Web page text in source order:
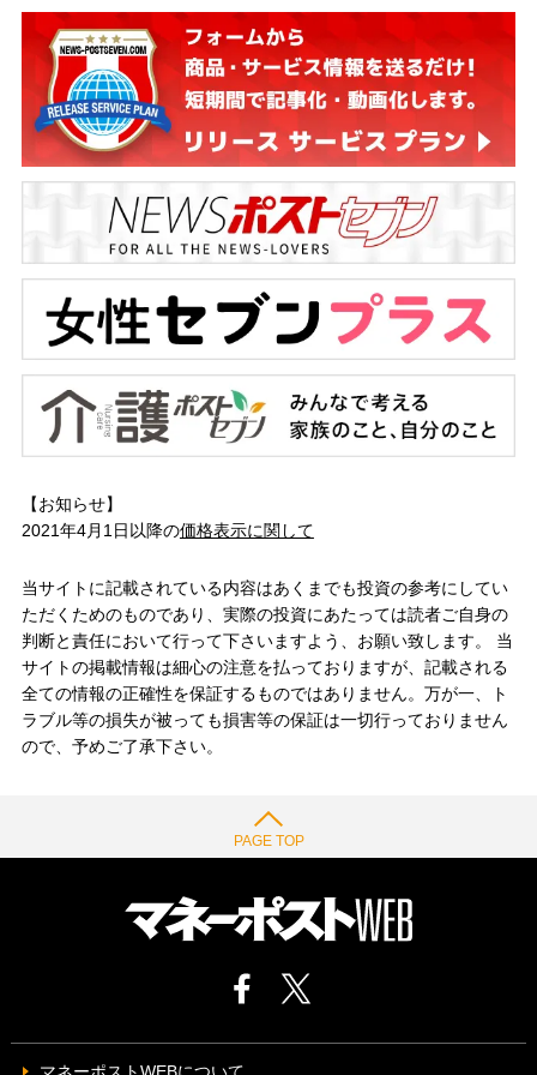
【お知らせ】
2021年4月1日以降の価格表示に関して
当サイトに記載されている内容はあくまでも投資の参考にしてい
ただくためのものであり、実際の投資にあたっては読者ご自身の
判断と責任において行って下さいますよう、お願い致します。 当
サイトの掲載情報は細心の注意を払っておりますが、記載される
全ての情報の正確性を保証するものではありません。万が一、ト
ラブル等の損失が被っても損害等の保証は一切行っておりません
ので、予めご了承下さい。
PAGE TOP